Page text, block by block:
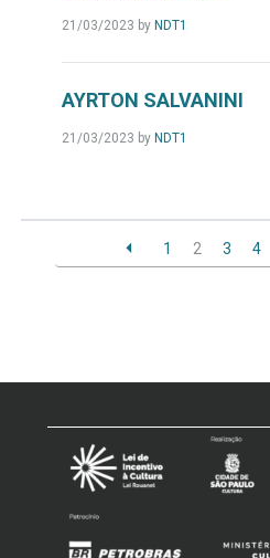
21/03/2023 by NDT1
AYRTON SALVANINI
21/03/2023 by NDT1
1 2 3 4